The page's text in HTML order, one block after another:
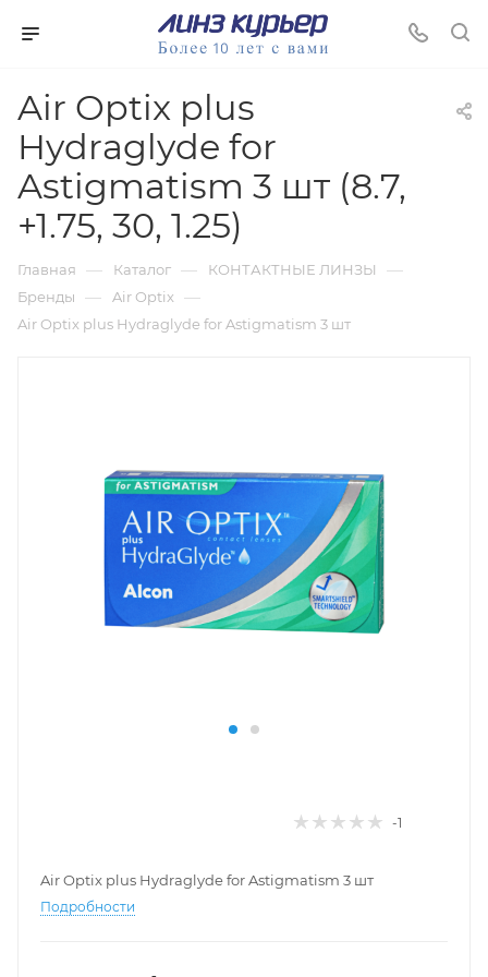
Air Optix plus
Hydraglyde for
Astigmatism 3 шт (8.7,
+1.75, 30, 1.25)
Главная — Каталог — КОНТАКТНЫЕ ЛИНЗЫ —
Бренды — Air Optix —
Air Optix plus Hydraglyde for Astigmatism 3 шт
-1
Air Optix plus Hydraglyde for Astigmatism 3 шт
Подробности